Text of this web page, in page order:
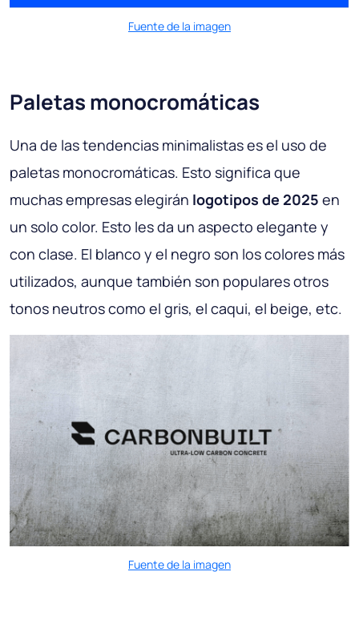
Fuente de la imagen
Paletas monocromáticas
Una de las tendencias minimalistas es el uso de
paletas monocromáticas. Esto significa que
muchas empresas elegirán logotipos de 2025 en
un solo color. Esto les da un aspecto elegante y
con clase. El blanco y el negro son los colores más
utilizados, aunque también son populares otros
tonos neutros como el gris, el caqui, el beige, etc.
Fuente de la imagen